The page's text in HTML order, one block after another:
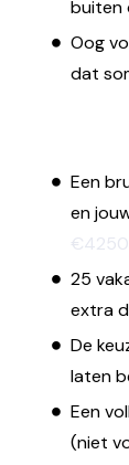
buiten
Oog
dat
Een
en
€4250
25
extra
De
laten
Een
(niet